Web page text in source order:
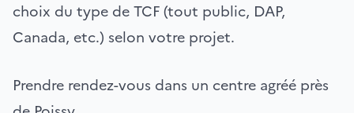
choix du type de TCF (tout public, DAP,
Canada, etc.) selon votre projet.
Prendre rendez-vous dans un centre agréé près